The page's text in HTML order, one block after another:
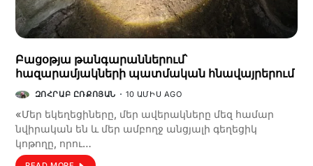
Բացօթյա թանգարաններում՝
հազարամյակների պատմական հնավայրերում
ԶՈՀՐԱԲ ԸՌՔՈՅԱՆ 10 ԱՄԻՍ AGO
«Մեր եկեղեցիները, մեր ավերակները մեզ համար
նվիրական են և մեր ամբողջ անցյալի գեղեցիկ
կոթողը, որու…